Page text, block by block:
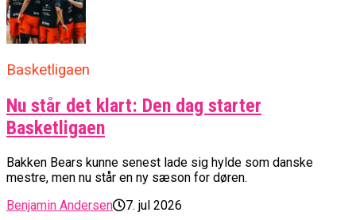
Basketligaen
Nu står det klart: Den dag starter
Basketligaen
Bakken Bears kunne senest lade sig hylde som danske
mestre, men nu står en ny sæson for døren.
Benjamin Andersen
7. jul 2026